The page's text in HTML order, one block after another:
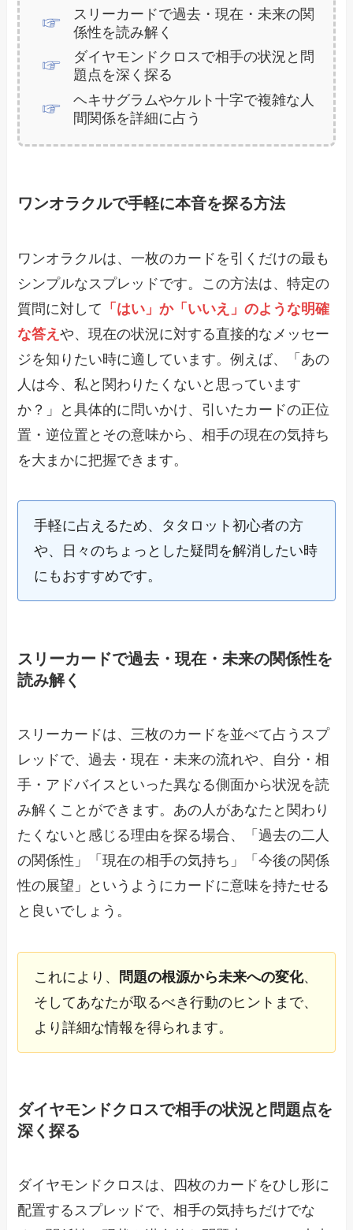
スリーカードで過去・現在・未来の関
係性を読み解く
ダイヤモンドクロスで相手の状況と問
題点を深く探る
ヘキサグラムやケルト十字で複雑な人
間関係を詳細に占う
ワンオラクルで手軽に本音を探る方法
ワンオラクルは、一枚のカードを引くだけの最も
シンプルなスプレッドです。この方法は、特定の
質問に対して 「はい」か「いいえ」のような明確
な答えや、現在の状況に対する直接的なメッセー
ジを知りたい時に適しています。例えば、「あの
人は今、私と関わりたくないと思っています
か？」と具体的に問いかけ、引いたカードの正位
置・逆位置とその意味から、相手の現在の気持ち
を大まかに把握できます。
手軽に占えるため、タタロット初心者の方
や、日々のちょっとした疑問を解消したい時
にもおすすめです。
スリーカードで過去・現在・未来の関係性を
読み解く
スリーカードは、三枚のカードを並べて占うスプ
レッドで、過去・現在・未来の流れや、自分・相
手・アドバイスといった異なる側面から状況を読
み解くことができます。あの人があなたと関わり
たくないと感じる理由を探る場合、「過去の二人
の関係性」「現在の相手の気持ち」「今後の関係
性の展望」というようにカードに意味を持たせる
と良いでしょう。
これにより、 問題の根源から未来への変化、
そしてあなたが取るべき行動のヒントまで、
より詳細な情報を得られます。
ダイヤモンドクロスで相手の状況と問題点を
深く探る
ダイヤモンドクロスは、四枚のカードをひし形に
配置するスプレッドで、相手の気持ちだけでな